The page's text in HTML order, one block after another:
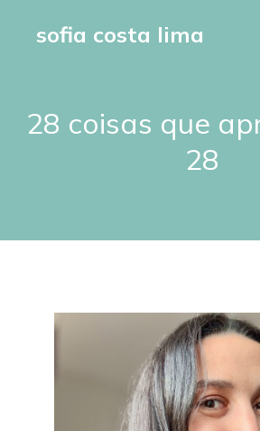
sofia costa lima
28 coisas que
28